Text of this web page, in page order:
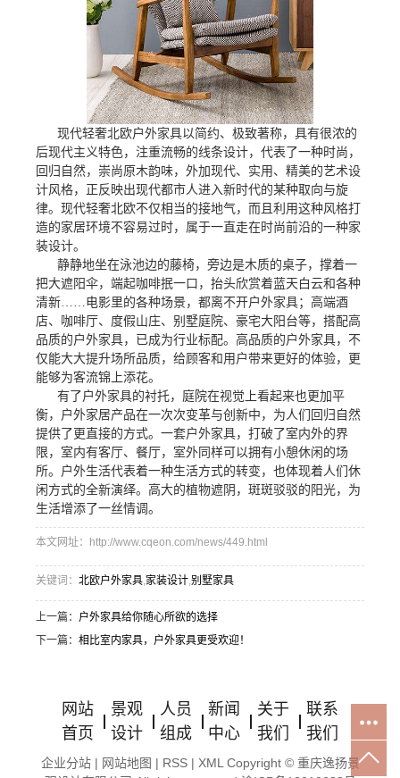
现代轻奢北欧户外家具以简约、极致著称，具有很浓的
后现代主义特色，注重流畅的线条设计，代表了一种时尚，
回归自然，崇尚原木韵味，外加现代、实用、精美的艺术设
计风格，正反映出现代都市人进入新时代的某种取向与旋
律。现代轻奢北欧不仅相当的接地气，而且利用这种风格打
造的家居环境不容易过时，属于一直走在时尚前沿的一种家
装设计。
静静地坐在泳池边的藤椅，旁边是木质的桌子，撑着一
把大遮阳伞，端起咖啡抿一口，抬头欣赏着蓝天白云和各种
清新……电影里的各种场景，都离不开户外家具；高端酒
店、咖啡厅、度假山庄、别墅庭院、豪宅大阳台等，搭配高
品质的户外家具，已成为行业标配。高品质的户外家具，不
仅能大大提升场所品质，给顾客和用户带来更好的体验，更
能够为客流锦上添花。
有了户外家具的衬托，庭院在视觉上看起来也更加平
衡，户外家居产品在一次次变革与创新中，为人们回归自然
提供了更直接的方式。一套户外家具，打破了室内外的界
限，室内有客厅、餐厅，室外同样可以拥有小憩休闲的场
所。户外生活代表着一种生活方式的转变，也体现着人们休
闲方式的全新演绎。高大的植物遮阴，斑斑驳驳的阳光，为
生活增添了一丝情调。
本文网址：http://www.cqeon.com/news/449.html
关键词： 北欧户外家具 家装设计 别墅家具
上一篇： 户外家具给你随心所欲的选择
下一篇： 相比室内家具，户外家具更受欢迎！
网站
首页
景观
设计
人员
组成
新闻
中心
关于
我们
联系
我们
企业分站| 网站地图 | RSS| XML Copyright © 重庆逸扬景